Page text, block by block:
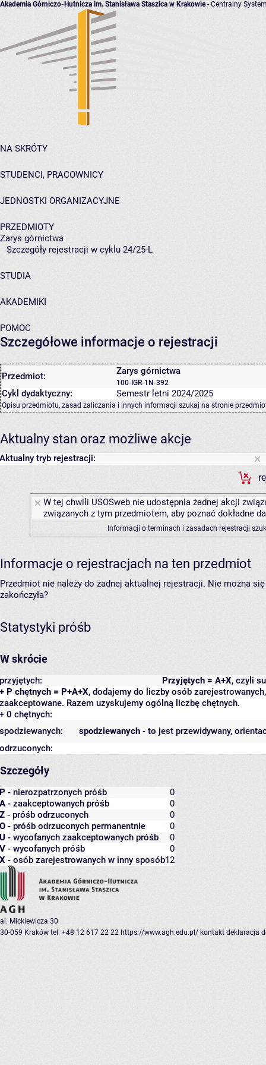
Akademia Górniczo-Hutnicza im. Stanisława Staszica w Krakowie- Centralny
NA SKRÓTY
STUDENCI, PRACOWNICY
JEDNOSTKI ORGANIZACYJNE
PRZEDMIOTY
Zarys górnictwa
Szczegóły rejestracji w cyklu 24/25-L
STUDIA
AKADEMIKI
POMOC
Szczegółowe informacje o rejestracji
Przedmiot: Zarys górnictwa
100-IGR-1N-392
Cykl dydaktyczny: Semestr letni 2024/2025
Opisu przedmiotu, zasad zaliczania i innych informacji szukaj na stronie
Aktualny stan oraz możliwe akcje
Aktualny tryb rejestracji:
W tej chwili USOSweb nie udostępnia żadnej akcji
związanych z tym przedmiotem, aby poznać dokładne
Informacji o terminach i zasadach rejestracji
Informacje o rejestracjach na ten przedmiot
Przedmiot nie należy do żadnej aktualnej rejestracji. Nie można
zakończyła?
Statystyki próśb
W skrócie
Przyjętych = A+X, czyli
przyjętych:
+ P chętnych = P+A+X, dodajemy do liczby osób
zaakceptowane. Razem uzyskujemy ogólną liczbę chętnych.
+ 0 chętnych:
spodziewanych - to jest przewidywany,
spodziewanych:
odrzuconych:
Szczegóły
P - nierozpatrzonych próśb
0
A - zaakceptowanych próśb
0
Z - próśb odrzuconych
0
O - próśb odrzuconych permanentnie
0
U - wycofanych zaakceptowanych próśb
0
V - wycofanych próśb
0
X - osób zarejestrowanych w inny sposób12
al. Mickiewicza 30
30-059 Kraków tel: +48 12 617 22 22 https://www.agh.edu.pl/ kontakt deklaracja